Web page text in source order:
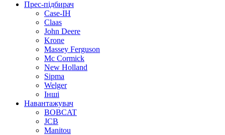
Прес-підбирач
Case-IH
Claas
John Deere
Krone
Massey Ferguson
Mc Cormick
New Holland
Sipma
Welger
Інші
Навантажувач
BOBCAT
JCB
Manitou